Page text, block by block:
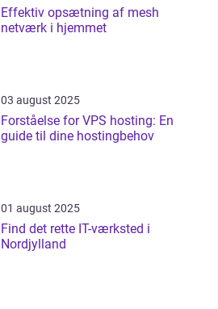
Effektiv opsætning af mesh
netværk i hjemmet
03 august 2025
Forståelse for VPS hosting: En
guide til dine hostingbehov
01 august 2025
Find det rette IT-værksted i
Nordjylland